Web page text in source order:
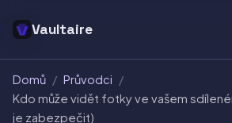
Vaultaire
Domů / Průvodci /
Kdo může vidět fotky ve vašem
je zabezpečit)